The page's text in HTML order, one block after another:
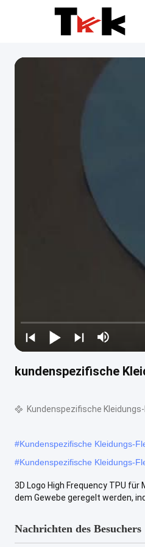
kundenspezifische
Kundenspezifische
#Kundenspezifische Kleidungs-
#Kundenspezifische Kleidungs-
3D Logo High Frequency TPU
dem Gewebe geregelt werden,
Nachrichten des Besuchers